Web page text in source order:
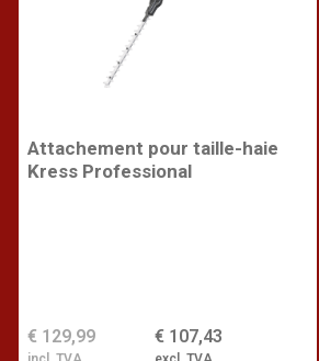
Attachement pour taille-haie
Kress Professional
€ 107,43
€ 129,99